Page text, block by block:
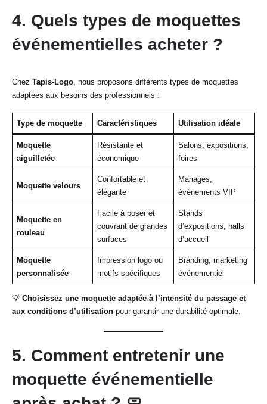
4. Quels types de moquettes
événementielles acheter ?
Chez Tapis-Logo , nous proposons différents types de moquettes
adaptées aux besoins des professionnels :
Type de moquette Caractéristiques Utilisation idéale
Moquette
aiguilletée
Résistante et
économique
Salons, expositions,
foires
Moquette velours
Confortable et
élégante
Mariages,
événements VIP
Moquette en
rouleau
Facile à poser et
couvrant de grandes
surfaces
Stands
d’expositions, halls
d’accueil
Moquette
personnalisée
Impression logo ou
motifs spécifiques
Branding, marketing
événementiel
💡 Choisissez une moquette adaptée à l’intensité du passage et
aux conditions d’utilisation pour garantir une durabilité optimale.
5. Comment entretenir une
moquette événementielle